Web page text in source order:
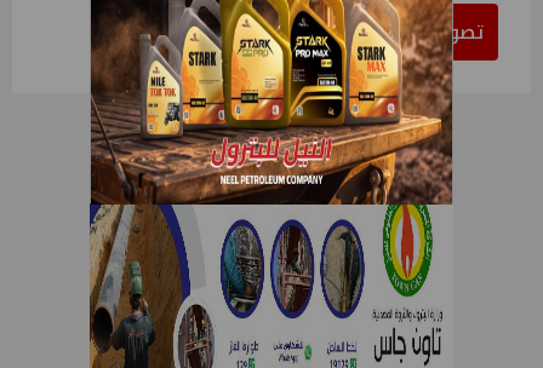
تصويت
النتائج